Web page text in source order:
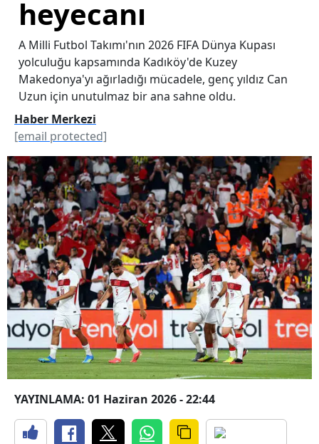
heyecanı
A Milli Futbol Takımı'nın 2026 FIFA Dünya Kupası
yolculuğu kapsamında Kadıköy'de Kuzey
Makedonya'yı ağırladığı mücadele, genç yıldız Can
Uzun için unutulmaz bir ana sahne oldu.
Haber Merkezi
[email protected]
YAYINLAMA: 01 Haziran 2026 - 22:44